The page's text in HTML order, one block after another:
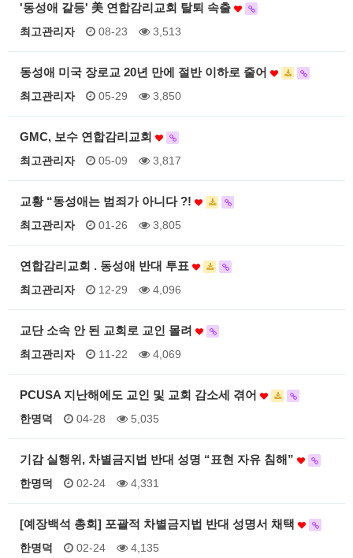
'동성애 갈등' 美 연합감리교회 탈퇴 속출
최고관리자 08-23 3,513
동성애 미국 장로교 20년 만에 절반 이하로 줄어
최고관리자 05-29 3,850
GMC, 보수 연합감리교회
최고관리자 05-09 3,817
교황 “동성애는 범죄가 아니다 ?!
최고관리자 01-26 3,805
연합감리교회 . 동성애 반대 투표
최고관리자 12-29 4,096
교단 소속 안 된 교회로 교인 몰려
최고관리자 11-22 4,069
PCUSA 지난해에도 교인 및 교회 감소세 겪어
한명덕 04-28 5,035
기감 실행위, 차별금지법 반대 성명 “표현 자유 침해”
한명덕 02-24 4,331
[예장백석 총회] 포괄적 차별금지법 반대 성명서 채택
한명덕 02-24 4,135